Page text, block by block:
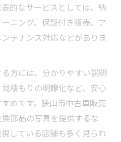
的なサービスとしては、納
ニング、保証付き販売、ア
テナンス対応などがありま
方には、分かりやすい説明
積もりの明瞭化など、安心
めです。狭山市中古車販売
部品の写真を提供するな
している店舗も多く見られ